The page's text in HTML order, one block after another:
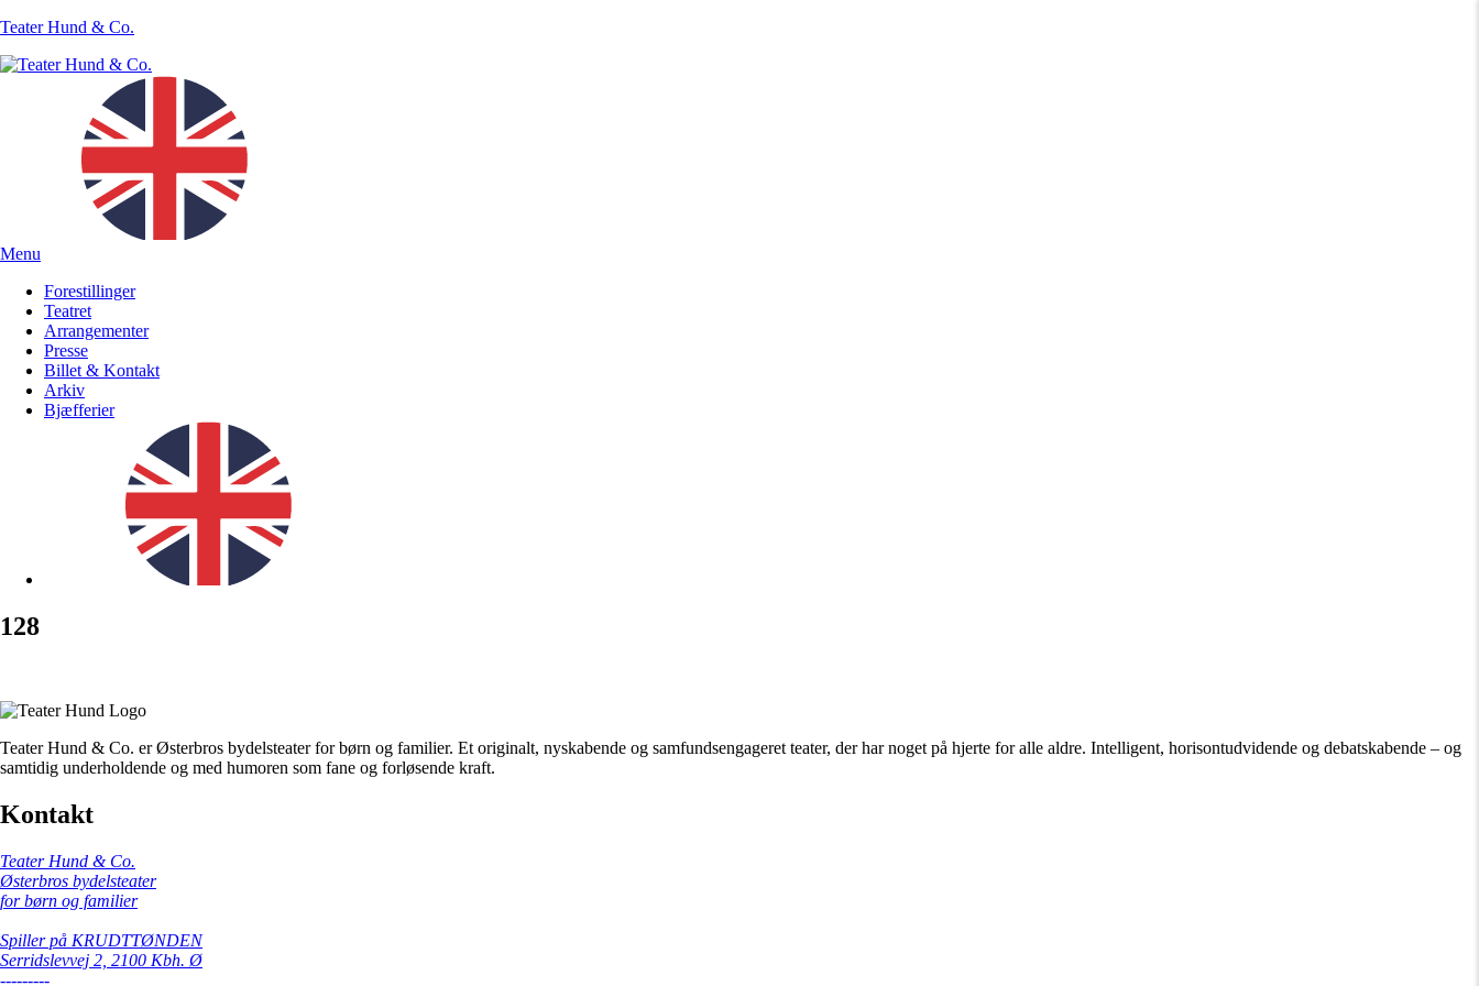
Teater Hund & Co.
Menu
Forestillinger
Teatret
Arrangementer
Presse
Billet & Kontakt
Arkiv
Bjæfferier
128
Teater Hund & Co. er Østerbros bydelsteater for børn og familier. Et originalt, nyskabende og samfundsengageret teater, der har noget på hjerte for alle aldre. Intelligent, horisontudvidende og debatskabende – og
samtidig underholdende og med humoren som fane og forløsende kraft.
Kontakt
Teater Hund & Co.
Østerbros bydelsteater
for børn og familier
Spiller på KRUDTTØNDEN
Serridslevvej 2, 2100 Kbh. Ø
---------